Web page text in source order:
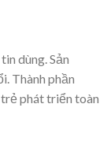
dùng. Sản
Thành phần
phát triển toàn